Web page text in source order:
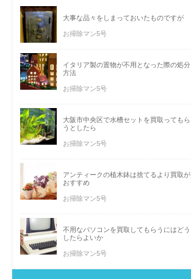
大事な品々をしまっておいたものですが
お掃除マン5号
イタリア製の置物が不用となった際の処分
方法
お掃除マン5号
大阪市中央区で水槽セットを買取ってもら
うとしたら
お掃除マン5号
アンティークの植木鉢は捨てるより買取が
おすすめ
お掃除マン5号
不用なパソコンを買取してもらうにはどう
したらよいか
お掃除マン5号